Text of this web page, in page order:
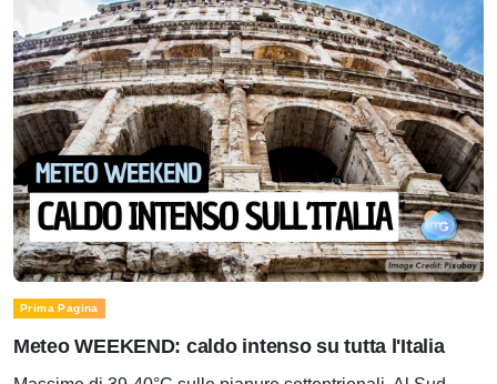
Prima Pagina
Meteo WEEKEND: caldo intenso su tutta l'Italia